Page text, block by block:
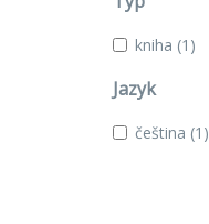
kniha (1)
Jazyk
čeština (1)